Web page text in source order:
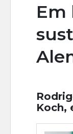
Em
Koch,